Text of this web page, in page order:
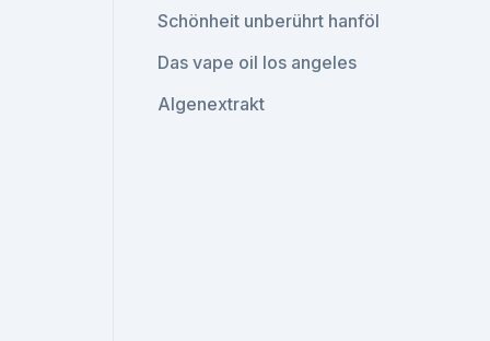
Schönheit unberührt hanföl
Das vape oil los angeles
Algenextrakt